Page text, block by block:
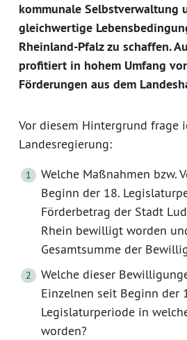
kommunale Selbstverwaltung
gleichwertige
Rheinland-Pfalz zu schaffen.
profitiert in hohem Umfang
Förderungen aus dem
Vor diesem Hintergrund frage
Landesregierung:
Welche Maßnahmen bzw.
Beginn der 18.
Förderbetrag der Stadt
Rhein bewilligt worden
Gesamtsumme der
Welche dieser
Einzelnen seit Beginn der
Legislaturperiode in
worden?